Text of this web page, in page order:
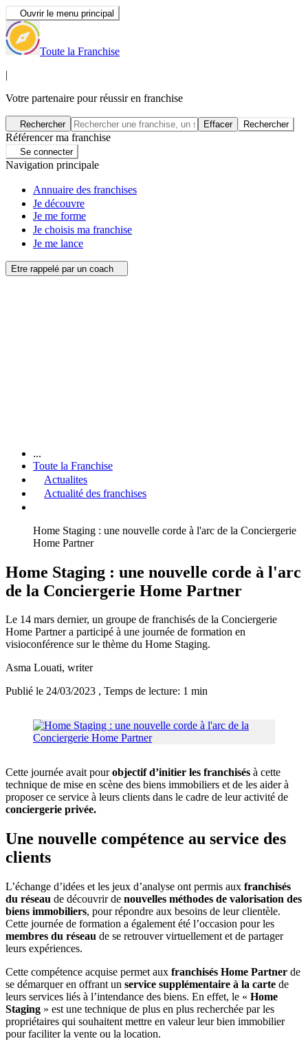
Ouvrir le menu principal
Toute la Franchise
|
Votre partenaire pour réussir en franchise
Rechercher Effacer Rechercher
Référencer ma franchise
Se connecter
Navigation principale
Annuaire des franchises
Je découvre
Je me forme
Je choisis ma franchise
Je me lance
Etre rappelé par un coach
...
Toute la Franchise
Actualites
Actualité des franchises
Home Staging : une nouvelle corde à l'arc de la Conciergerie
Home Partner
Home Staging : une nouvelle corde à l'arc
de la Conciergerie Home Partner
Le 14 mars dernier, un groupe de franchisés de la Conciergerie
Home Partner a participé à une journée de formation en
visioconférence sur le thème du Home Staging.
Asma Louati, writer
Publié le 24/03/2023 , Temps de lecture: 1 min
Cette journée avait pourobjectif d’initier les franchisés à cette
technique de mise en scène des biens immobiliers et de les aider à
proposer ce service à leurs clients dans le cadre de leur activité de
conciergerie privée.
Une nouvelle compétence au service des
clients
L’échange d’idées et les jeux d’analyse ont permis aux franchisés
du réseau de découvrir de nouvelles méthodes de valorisation des
biens immobiliers, pour répondre aux besoins de leur clientèle.
Cette journée de formation a également été l’occasion pour les
membres du réseau de se retrouver virtuellement et de partager
leurs expériences.
Cette compétence acquise permet aux franchisés Home Partner de
se démarquer en offrant un service supplémentaire à la carte de
leurs services liés à l’intendance des biens. En effet, le « Home
Staging » est une technique de plus en plus recherchée par les
propriétaires qui souhaitent mettre en valeur leur bien immobilier
pour faciliter la vente ou la location.